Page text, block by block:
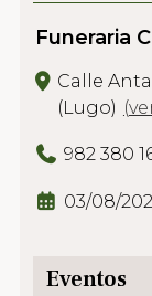
Funeraria
Calle
(Lugo) (
982 380
03/08/
Eventos